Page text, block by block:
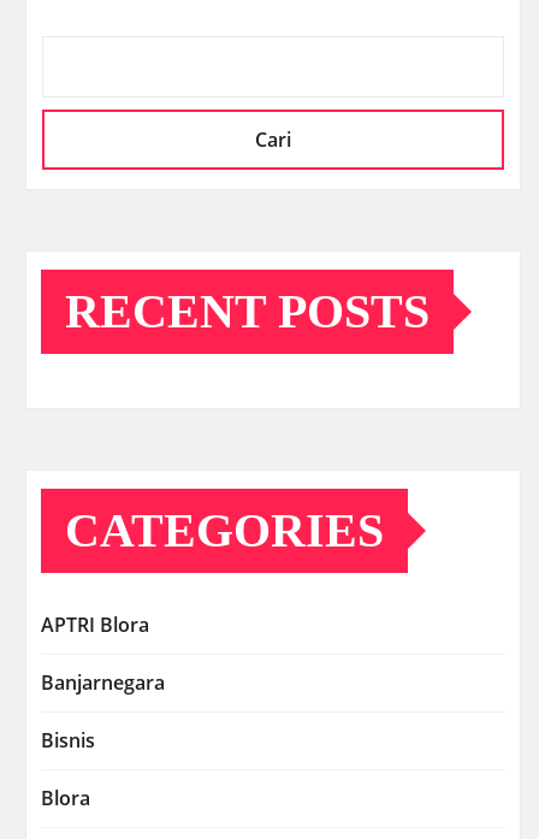
Cari
RECENT POSTS
CATEGORIES
APTRI Blora
Banjarnegara
Bisnis
Blora